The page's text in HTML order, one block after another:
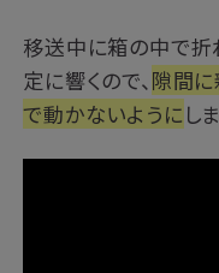
移送中に箱の中で折
定に響くので、 隙間
で動かないように し